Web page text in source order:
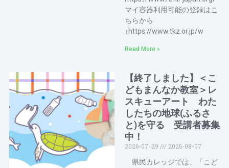
マイ容器利用可能の登録はこ
ちらから
↓https://www.tkz.or.jp/w
Read More »
【終了しました】＜こ
どもまんなか教室＞レ
スキューアート わた
したちの地球(ふるさ
と)を守る 受講者募集
中！
2026-07-29
2026-08-07
県民カレッジでは、「こど